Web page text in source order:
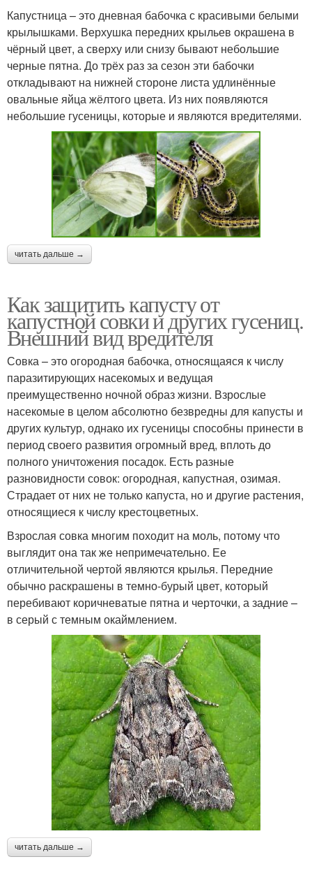
Капустница – это дневная бабочка с красивыми белыми
крылышками. Верхушка передних крыльев окрашена в
чёрный цвет, а сверху или снизу бывают небольшие
черные пятна. До трёх раз за сезон эти бабочки
откладывают на нижней стороне листа удлинённые
овальные яйца жёлтого цвета. Из них появляются
небольшие гусеницы, которые и являются вредителями.
читать дальше →
Как защитить капусту от
капустной совки и других гусениц.
Внешний вид вредителя
Совка – это огородная бабочка, относящаяся к числу
паразитирующих насекомых и ведущая
преимущественно ночной образ жизни. Взрослые
насекомые в целом абсолютно безвредны для капусты и
других культур, однако их гусеницы способны принести в
период своего развития огромный вред, вплоть до
полного уничтожения посадок. Есть разные
разновидности совок: огородная, капустная, озимая.
Страдает от них не только капуста, но и другие растения,
относящиеся к числу крестоцветных.
Взрослая совка многим походит на моль, потому что
выглядит она так же непримечательно. Ее
отличительной чертой являются крылья. Передние
обычно раскрашены в темно-бурый цвет, который
перебивают коричневатые пятна и черточки, а задние –
в серый с темным окаймлением.
читать дальше →